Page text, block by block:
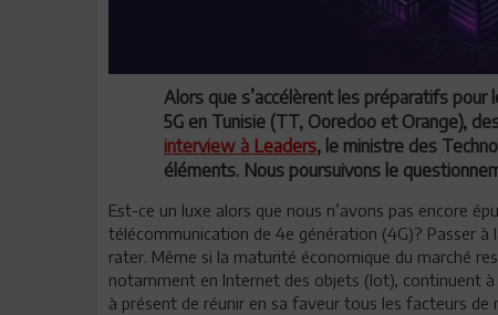
Alors que s’accélèrent les préparatifs
5G en Tunisie (TT, Ooredoo et Orange),
interview à Leaders, le ministre des
éléments. Nous poursuivons le
Est-ce un luxe alors que nous n’avons pas encore
télécommunication de 4e génération (4G)? Passer à
rater. Même si la maturité économique du marché
notamment en Internet des objets (Iot), continuent à
à présent de réunir en sa faveur tous les facteurs de